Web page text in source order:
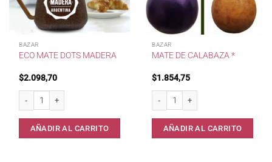
BAZAR
ECO MATE DOTS MADERA
$2.098,70
Eco Mate Dots MADERA cantidad
AÑADIR AL CARRITO
BAZAR
MATE DE CALABAZA *
$1.854,75
Mate de Calabaza * cantidad
AÑADIR AL CARRITO